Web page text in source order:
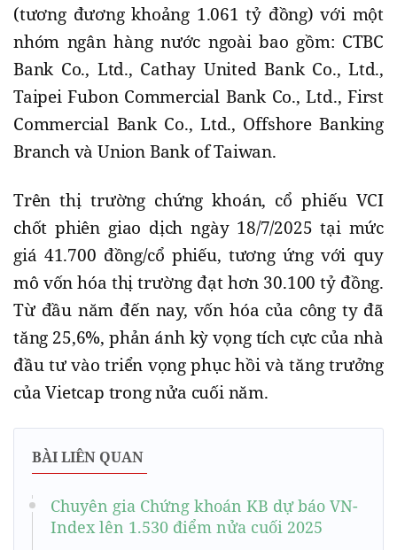
(tương đương khoảng 1.061 tỷ đồng) với một
nhóm ngân hàng nước ngoài bao gồm: CTBC
Bank Co., Ltd., Cathay United Bank Co., Ltd.,
Taipei Fubon Commercial Bank Co., Ltd., First
Commercial Bank Co., Ltd., Offshore Banking
Branch và Union Bank of Taiwan.
Trên thị trường chứng khoán, cổ phiếu VCI
chốt phiên giao dịch ngày 18/7/2025 tại mức
giá 41.700 đồng/cổ phiếu, tương ứng với quy
mô vốn hóa thị trường đạt hơn 30.100 tỷ đồng.
Từ đầu năm đến nay, vốn hóa của công ty đã
tăng 25,6%, phản ánh kỳ vọng tích cực của nhà
đầu tư vào triển vọng phục hồi và tăng trưởng
của Vietcap trong nửa cuối năm.
BÀI LIÊN QUAN
Chuyên gia Chứng khoán KB dự báo VN-
Index lên 1.530 điểm nửa cuối 2025